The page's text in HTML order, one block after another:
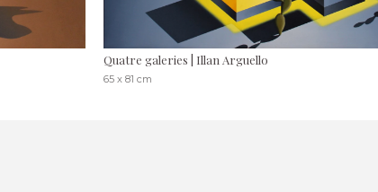
Quatre galeries | Illan Arguello
65 x 81 cm